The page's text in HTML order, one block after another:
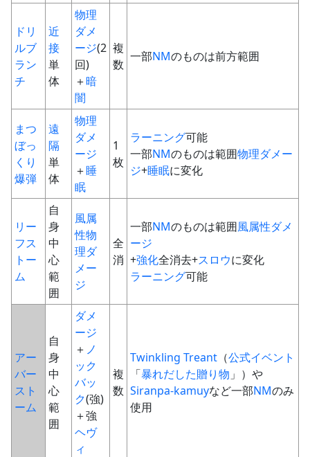
ドリ
ルブ
ラン
チ
近
接
単
体
物理
ダメ
ージ(2
回)
＋暗
闇
複
数
一部NMのものは前方範囲
まつ
ぼっ
くり
爆弾
遠
隔
単
体
物理
ダメ
ージ
＋睡
眠
1
枚
ラーニング可能
一部NMのものは範囲物理ダメー
ジ+睡眠に変化
リー
フス
トー
ム
自
身
中
心
範
囲
風属
性物
理ダ
メー
ジ
全
消
一部NMのものは範囲風属性ダメ
ージ
+強化全消去+スロウに変化
ラーニング可能
アー
バー
スト
ーム
自
身
中
心
範
囲
ダメ
ージ
＋ ノ
ック
バッ
ク(強)
＋強
ヘヴ
ィ
複
数
Twinkling Treant （公式イベント
「暴れだした贈り物 」）や
Siranpa-kamuyなど一部NMのみ
使用